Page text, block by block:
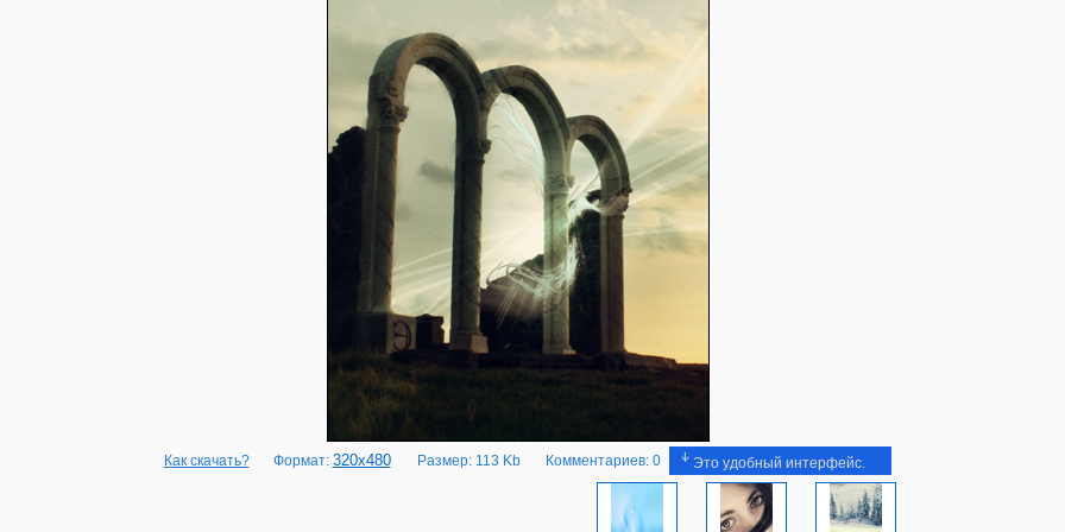
Как скачать? Формат: 320x480 Размер: 113 Kb Комментариев: 0 Это удобный интерфейс.